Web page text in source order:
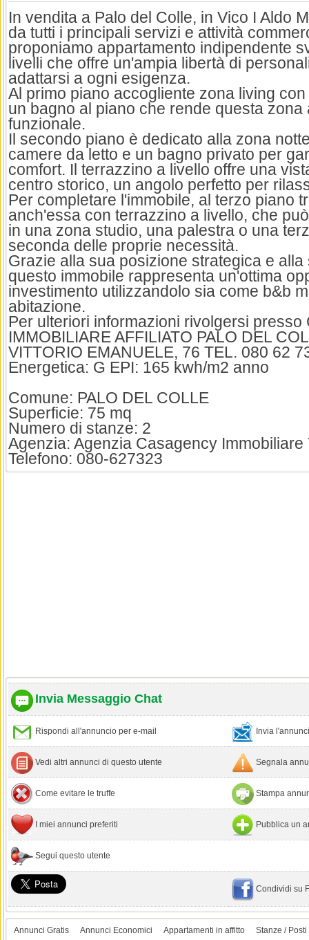
In vendita a Palo del Colle, in Vico I Aldo
da tutti i principali servizi e attività
proponiamo appartamento indipendente
livelli che offre un'ampia libertà di
adattarsi a ogni esigenza.
Al primo piano accogliente zona living
un bagno al piano che rende questa zona
funzionale.
Il secondo piano è dedicato alla zona
camere da letto e un bagno privato per
comfort. Il terrazzino a livello offre una
centro storico, un angolo perfetto per
Per completare l'immobile, al terzo piano
anch'essa con terrazzino a livello, che
in una zona studio, una palestra o una
seconda delle proprie necessità.
Grazie alla sua posizione strategica e alla
questo immobile rappresenta un'ottima
investimento utilizzandolo sia come b&b
abitazione.
Per ulteriori informazioni rivolgersi presso
IMMOBILIARE AFFILIATO PALO DEL
VITTORIO EMANUELE, 76 TEL. 080 62
Energetica: G EPI: 165 kwh/m2 anno
Comune: PALO DEL COLLE
Superficie: 75 mq
Numero di stanze: 2
Agenzia: Agenzia Casagency Immobiliare
Telefono: 080-627323
Invia Messaggio Chat
Rispondi all'annuncio per e-mail Invia
Vedi altri annunci di questo utente Segnala
Come evitare le truffe Stampa
I miei annunci preferiti Pubblica un
Segui questo utente
Condividi su
Annunci Gratis Annunci Economici Appartamenti in affitto
Stanze / Posti